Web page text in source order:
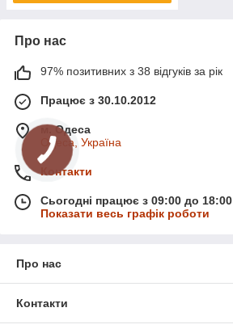
Про нас
97% позитивних з 38 відгуків за рік
Працює з 30.10.2012
м. Одеса
Одеса, Україна
Контакти
Сьогодні працює з 09:00 до 18:00
Показати весь графік роботи
Про нас
Контакти